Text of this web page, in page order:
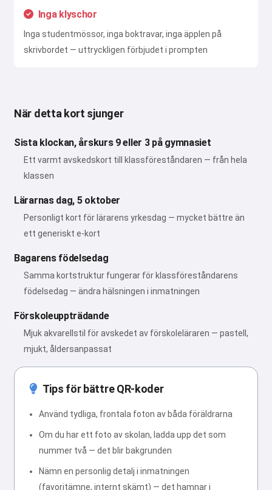
Inga klyschor
Inga studentmössor, inga boktravar, inga äpplen på
skrivbordet — uttryckligen förbjudet i prompten
När detta kort sjunger
Sista klockan, årskurs 9 eller 3 på gymnasiet
Ett varmt avskedskort till klassföreståndaren — från hela
klassen
Lärarnas dag, 5 oktober
Personligt kort för lärarens yrkesdag — mycket bättre än
ett generiskt e-kort
Bagarens födelsedag
Samma kortstruktur fungerar för klassföreståndarens
födelsedag — ändra hälsningen i inmatningen
Förskoleuppträdande
Mjuk akvarellstil för avskedet av förskoleläraren — pastell,
mjukt, åldersanpassat
Tips för bättre QR-koder
Använd tydliga, frontala foton av båda föräldrarna
Om du har ett foto av skolan, ladda upp det som
nummer två — det blir bakgrunden
Nämn en personlig detalj i inmatningen
(favoritämne, internt skämt) — det hamnar i